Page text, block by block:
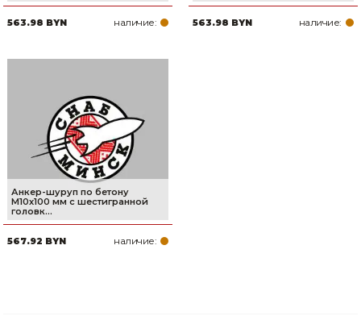
563.98 BYN наличие: 563.98 BYN наличие:
Анкер-шуруп по бетону
М10х100 мм с шестигранной
головк...
567.92 BYN наличие: